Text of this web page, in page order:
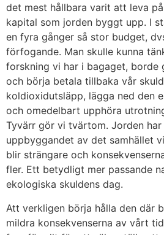
det mest hållbara varit att leva
kapital som jorden byggt upp. I
en fyra gånger så stor budget,
förfogande. Man skulle kunna
forskning vi har i bagaget,
och börja betala tillbaka vår
koldioxidutsläpp, lägga ned den
och omedelbart upphöra
Tyvärr gör vi tvärtom. Jorden
uppbyggandet av det samhället
blir strängare och
fler. Ett betydligt mer passande
ekologiska skuldens dag.
Att verkligen börja hålla den där
mildra konsekvenserna av vårt